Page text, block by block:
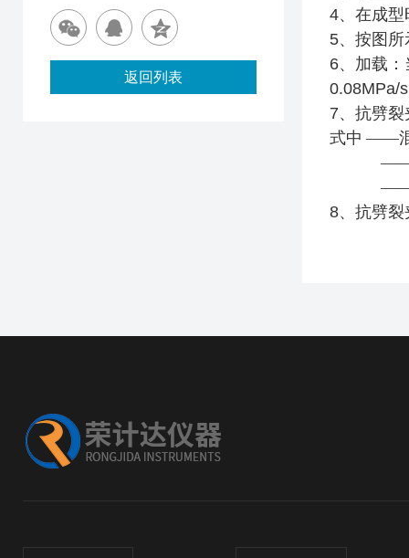
4、在成
5、按图
6、加载
0.08MPa/s
7、抗劈
式中 ——混
——
8、抗劈裂
返回列表